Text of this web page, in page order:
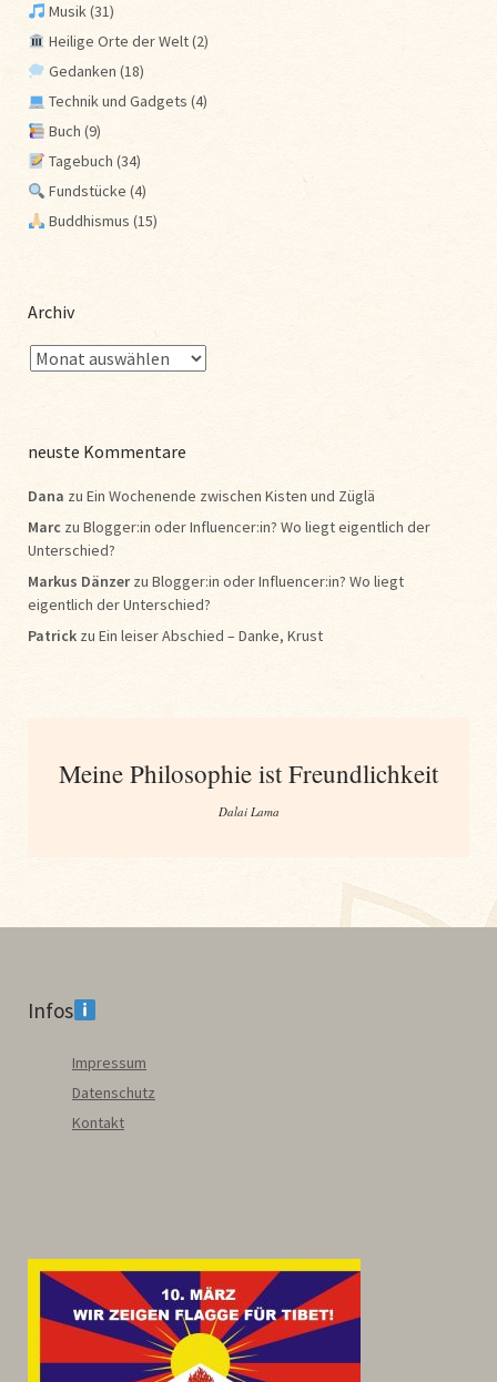
Musik(31)
Heilige Orte der Welt(2)
Gedanken (18)
Technik und Gadgets (4)
Buch (9)
Tagebuch (34)
Fundstücke (4)
Buddhismus (15)
Archiv
neuste Kommentare
Dana zu Ein Wochenende zwischen Kisten und Züglä
Marc zu Blogger:in oder Influencer:in? Wo liegt eigentlich der
Unterschied?
Markus Dänzerzu Blogger:in oder Influencer:in? Wo liegt
eigentlich der Unterschied?
Patrick zu Ein leiser Abschied – Danke, Krust
Meine Philosophie ist Freundlichkeit
Dalai Lama
Infos
Impressum
Datenschutz
Kontakt